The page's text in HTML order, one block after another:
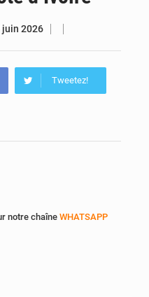
Daloa : décès du colonel Karim Traoré, commandant de la Section de recherches de la gendarmerie après une activité sportive
juin 2026
Tweetez!
notre chaîne WHATSAPP